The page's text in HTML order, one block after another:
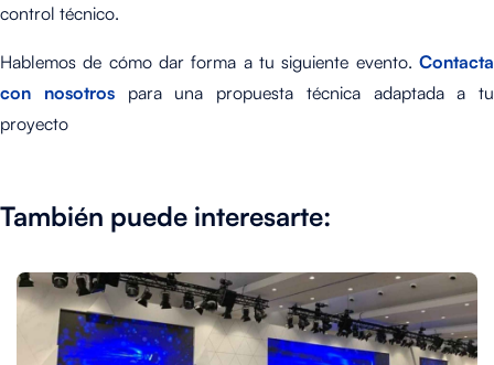
control técnico.
Hablemos de cómo dar forma a tu siguiente evento. Contacta
con nosotrospara una propuesta técnica adaptada a tu
proyecto
También puede interesarte: